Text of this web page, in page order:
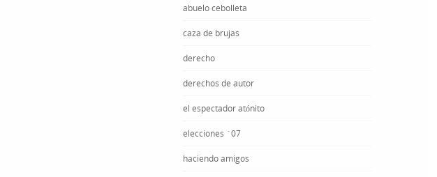
abuelo cebolleta
caza de brujas
derecho
derechos de autor
el espectador atónito
elecciones ´07
haciendo amigos